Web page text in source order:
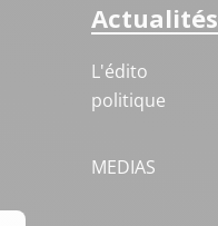
Actualités
L'édito
politique
MEDIAS